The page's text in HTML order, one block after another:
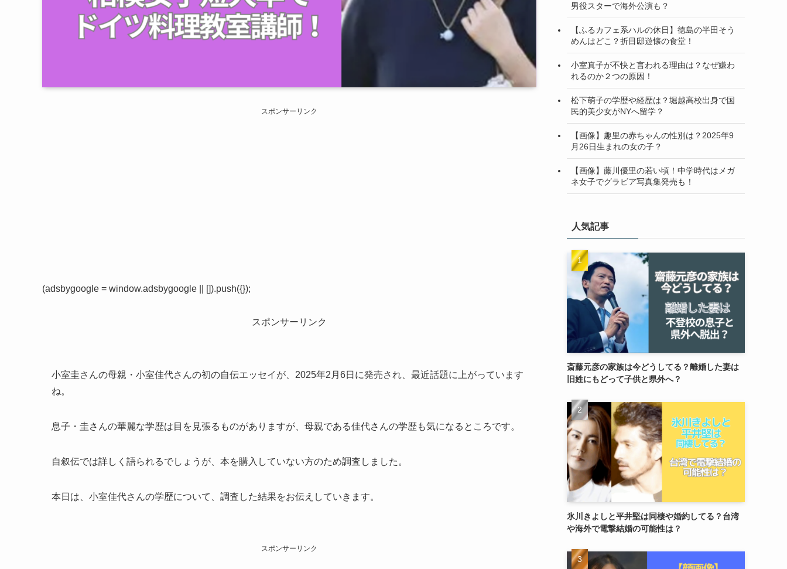
スポンサーリンク
(adsbygoogle = window.adsbygoogle || []).push({});
スポンサーリンク
小室圭さんの母親・小室佳代さんの初の自伝エッセイが、2025年2月6日に発売され、最近話題に上がっています
ね。
息子・圭さんの華麗な学歴は目を見張るものがありますが、母親である佳代さんの学歴も気になるところです。
自叙伝では詳しく語られるでしょうが、本を購入していない方のため調査しました。
本日は、小室佳代さんの学歴について、調査した結果をお伝えしていきます。
スポンサーリンク
男役スターで海外公演も？
【ふるカフェ系ハルの休日】徳島の半田そう
めんはどこ？折目邸遊懐の食堂！
小室真子が不快と言われる理由は？なぜ嫌わ
れるのか２つの原因！
松下萌子の学歴や経歴は？堀越高校出身で国
民的美少女がNYへ留学？
【画像】趣里の赤ちゃんの性別は？2025年9
月26日生まれの女の子？
【画像】藤川優里の若い頃！中学時代はメガ
ネ女子でグラビア写真集発売も！
人気記事
斎藤元彦の家族は今どうしてる？離婚した妻は
旧姓にもどって子供と県外へ？
氷川きよしと平井堅は同棲や婚約してる？台湾
や海外で電撃結婚の可能性は？